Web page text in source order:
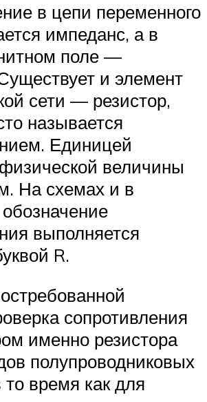
в цепи переменного
импеданс, а в
поле —
и элемент
сети — резистор,
называется
Единицей
величины
На схемах и в
выполняется
R.
сопротивления
именно резистора
полупроводниковых
время как для